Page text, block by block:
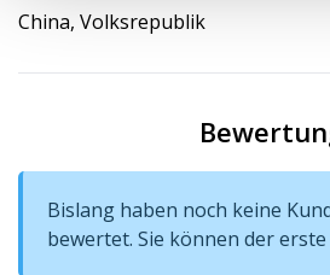
China, Volksrepublik
Bislang haben noch keine
bewertet. Sie können der erste